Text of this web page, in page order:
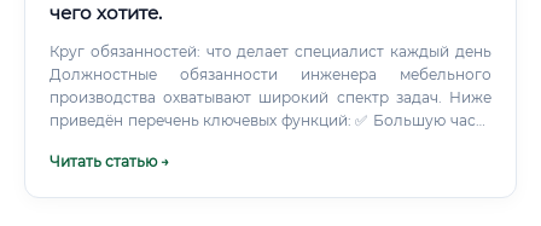
чего хотите.
Круг обязанностей: что делает специалист каждый день
Должностные обязанности инженера мебельного
производства охватывают широкий спектр задач. Ниже
приведён перечень ключевых функций: ✅ Большую часть
производственном цехе и за рабочим столом (или
Читать статью →